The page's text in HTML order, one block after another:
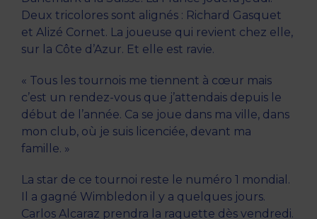
Deux tricolores sont alignés : Richard Gasquet
et Alizé Cornet. La joueuse qui revient chez elle,
sur la Côte d’Azur. Et elle est ravie.
« Tous les tournois me tiennent à cœur mais
c’est un rendez-vous que j’attendais depuis le
début de l’année. Ca se joue dans ma ville, dans
mon club, où je suis licenciée, devant ma
famille. »
La star de ce tournoi reste le numéro 1 mondial.
Il a gagné Wimbledon il y a quelques jours.
Carlos Alcaraz prendra la raquette dès vendredi.